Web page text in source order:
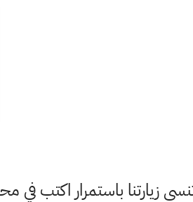
زيارتنا باستمرار اكتب